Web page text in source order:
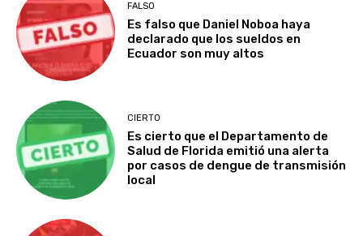
FALSO
Es falso que Daniel Noboa haya
declarado que los sueldos en
Ecuador son muy altos
CIERTO
Es cierto que el Departamento de
Salud de Florida emitió una alerta
por casos de dengue de transmisión
local